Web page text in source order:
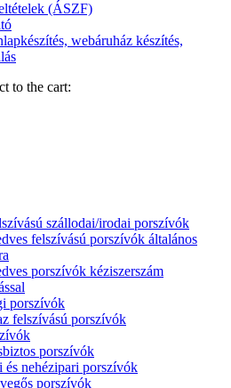
(ÁSZF)
to the cart:
szállodai/irodai porszívók
felszívású porszívók általános
porszívók kéziszerszám
porszívók
felszívású porszívók
porszívók
és nehézipari porszívók
porszívók